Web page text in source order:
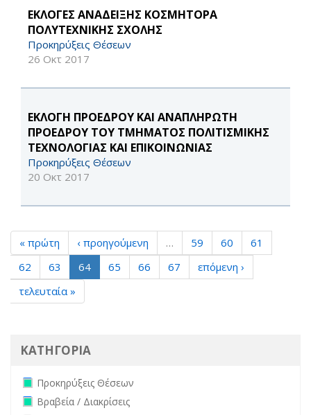
ΕΚΛΟΓΕΣ ΑΝΑΔΕΙΞΗΣ ΚΟΣΜΗΤΟΡΑ
ΠΟΛΥΤΕΧΝΙΚΗΣ ΣΧΟΛΗΣ
Προκηρύξεις Θέσεων
26 Οκτ 2017
ΕΚΛΟΓΗ ΠΡΟΕΔΡΟΥ ΚΑΙ ΑΝΑΠΛΗΡΩΤΗ
ΠΡΟΕΔΡΟΥ ΤΟΥ ΤΜΗΜΑΤΟΣ ΠΟΛΙΤΙΣΜΙΚΗΣ
ΤΕΧΝΟΛΟΓΙΑΣ ΚΑΙ ΕΠΙΚΟΙΝΩΝΙΑΣ
Προκηρύξεις Θέσεων
20 Οκτ 2017
« πρώτη ‹ προηγούμενη … 59 60
61
62
63 64 65 66 67
επόμενη ›
τελευταία »
ΚΑΤΗΓΟΡΙΑ
Remove Προκηρύξεις Θέσεων filter
Προκηρύξεις Θέσεων
Remove Βραβεία / Διακρίσεις filter
Βραβεία / Διακρίσεις